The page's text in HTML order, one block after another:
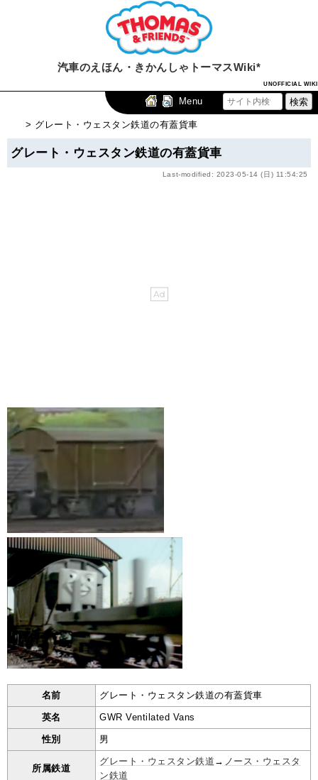
汽車のえほん・きかんしゃトーマスWiki*
UNOFFICIAL WIKI
Menu
> グレート・ウェスタン鉄道の有蓋貨車
グレート・ウェスタン鉄道の有蓋貨車
Last-modified: 2023-05-14 (日) 11:54:25
名前 グレート・ウェスタン鉄道の有蓋貨車
英名 GWR Ventilated Vans
性別 男
所属鉄道
グレート・ウェスタン鉄道 → ノース・ウェスタ
ン鉄道